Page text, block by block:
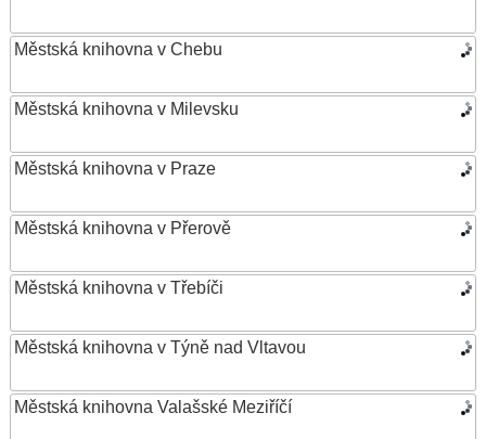
Městská knihovna v Chebu
Městská knihovna v Milevsku
Městská knihovna v Praze
Městská knihovna v Přerově
Městská knihovna v Třebíči
Městská knihovna v Týně nad Vltavou
Městská knihovna Valašské Meziříčí